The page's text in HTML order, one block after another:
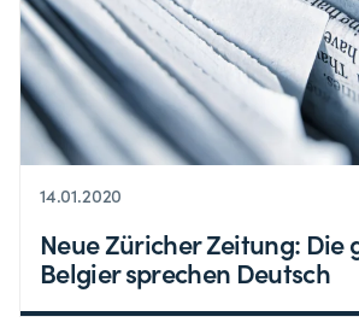
14.01.2020
Neue Züricher Zeitung: Die
Belgier sprechen Deutsch